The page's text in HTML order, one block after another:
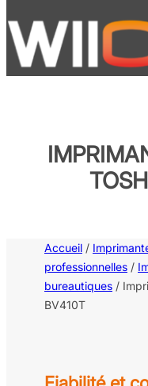
au
contenu
Accueil /
professionnelles /
bureautiques /
BV410T